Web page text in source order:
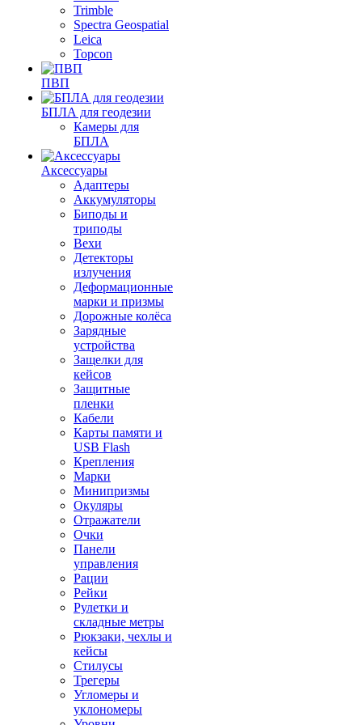
Trimble
Spectra Geospatial
Leica
Topcon
ПВП
БПЛА для геодезии
Камеры для
БПЛА
Аксессуары
Адаптеры
Аккумуляторы
Биподы и
триподы
Вехи
Детекторы
излучения
Деформационные
марки и призмы
Дорожные колёса
Зарядные
устройства
Защелки для
кейсов
Защитные
пленки
Кабели
Карты памяти и
USB Flash
Крепления
Марки
Минипризмы
Окуляры
Отражатели
Очки
Панели
управления
Рации
Рейки
Рулетки и
складные метры
Рюкзаки, чехлы и
кейсы
Стилусы
Трегеры
Угломеры и
уклономеры